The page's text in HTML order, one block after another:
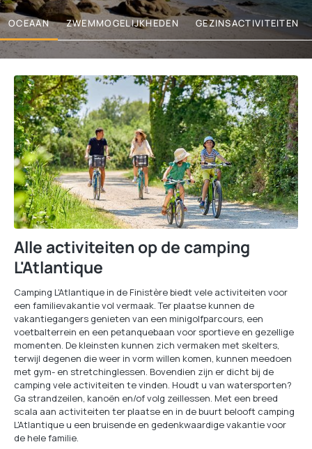
OCEAAN ZWEMMOGELIJKHEDEN GEZINSACTIVITEITEN
Alle activiteiten op de camping
L'Atlantique
Camping L'Atlantique in de Finistère biedt vele activiteiten voor
een familievakantie vol vermaak. Ter plaatse kunnen de
vakantiegangers genieten van een minigolfparcours, een
voetbalterrein en een petanquebaan voor sportieve en gezellige
momenten. De kleinsten kunnen zich vermaken met skelters,
terwijl degenen die weer in vorm willen komen, kunnen meedoen
met gym- en stretchinglessen. Bovendien zijn er dicht bij de
camping vele activiteiten te vinden. Houdt u van watersporten?
Ga strandzeilen, kanoën en/of volg zeillessen. Met een breed
scala aan activiteiten ter plaatse en in de buurt belooft camping
L'Atlantique u een bruisende en gedenkwaardige vakantie voor
de hele familie.